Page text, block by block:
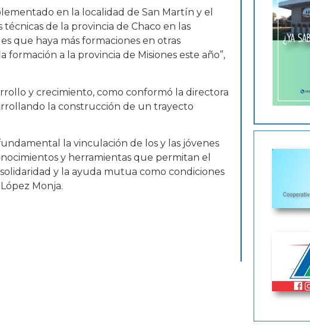
en la localidad de San Martín y el
de la provincia de Chaco en las
que haya más formaciones en otras
a la provincia de Misiones este año”,
y crecimiento, como conformó la directora
la construcción de un trayecto
la vinculación de los y las jóvenes
y herramientas que permitan el
y la ayuda mutua como condiciones
Monja.